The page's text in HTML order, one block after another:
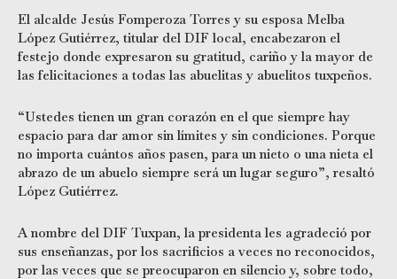
El alcalde Jesús Fomperoza Torres y su esposa Melba
López Gutiérrez, titular del DIF local, encabezaron el
festejo donde expresaron su gratitud, cariño y la mayor de
las felicitaciones a todas las abuelitas y abuelitos tuxpeños.
“Ustedes tienen un gran corazón en el que siempre hay
espacio para dar amor sin límites y sin condiciones. Porque
no importa cuántos años pasen, para un nieto o una nieta el
abrazo de un abuelo siempre será un lugar seguro”, resaltó
López Gutiérrez.
A nombre del DIF Tuxpan, la presidenta les agradeció por
sus enseñanzas, por los sacrificios a veces no reconocidos,
por las veces que se preocuparon en silencio y, sobre todo,